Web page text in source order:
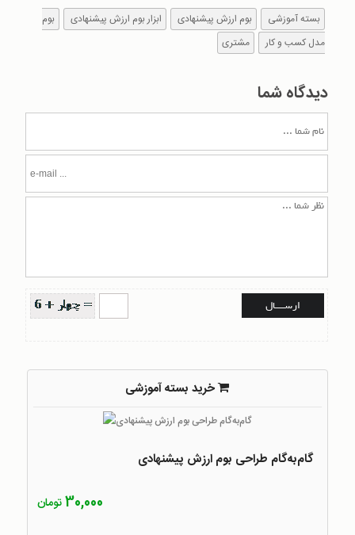
بسته آموزشی بوم ارزش پیشنهادی ابزار بوم ارزش پیشنهادی
بوم
مدل کسب و کار
مشتری
دیدگاه شما
خرید بسته آموزشی
گام‌به‌گام طراحی بوم ارزش پیشنهادی
30,000تومان